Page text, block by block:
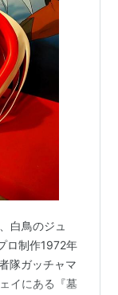
白鳥のジュ
ロ制作1972年
隊ガッチャマ
イにある『墓